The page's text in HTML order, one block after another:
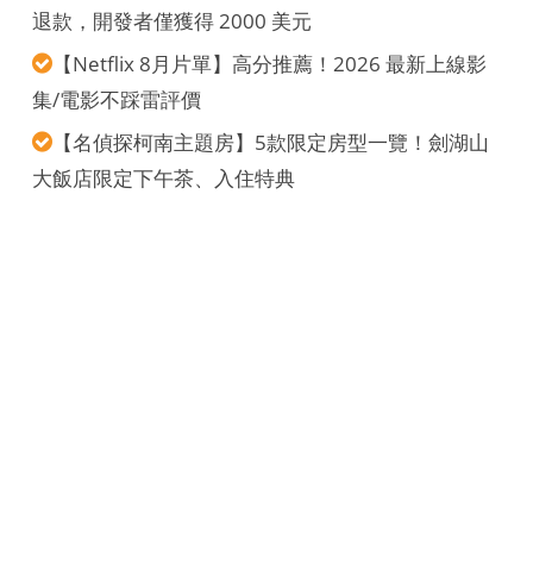
退款，開發者僅獲得 2000 美元
【Netflix 8月片單】高分推薦！2026 最新上線影
集/電影不踩雷評價
【名偵探柯南主題房】5款限定房型一覽！劍湖山
大飯店限定下午茶、入住特典